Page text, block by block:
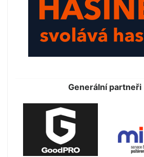
Generální partneři